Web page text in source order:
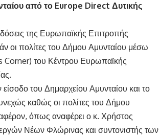
από το Europe Direct Δυτικής
της Ευρωπαϊκής Επιτροπής
οι πολίτες του Δήμου Αμυνταίου μέσω
Corner) του Κέντρου Ευρωπαϊκής
του Δημαρχείου Αμυνταίου και το
καθώς οι πολίτες του Δήμου
όπως αναφέρει ο κ. Χρήστος
Νέων Φλώρινας και συντονιστής των